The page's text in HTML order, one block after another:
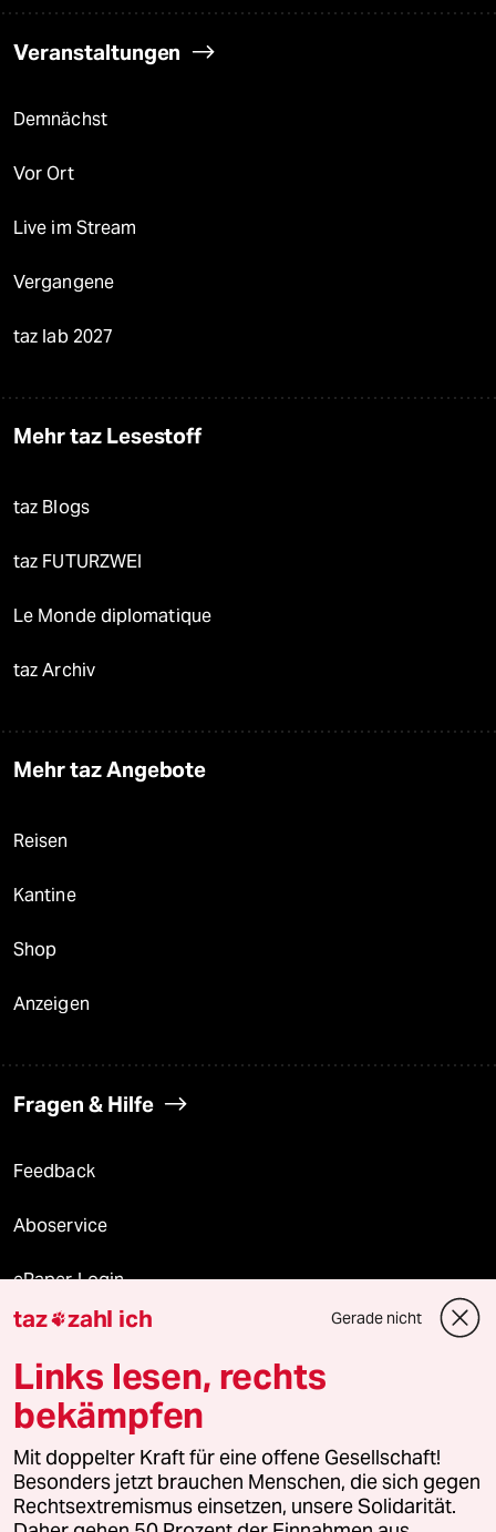
Veranstaltungen
Demnächst
Vor Ort
Live im Stream
Vergangene
taz lab 2027
Mehr taz Lesestoff
taz Blogs
taz FUTURZWEI
Le Monde diplomatique
taz Archiv
Mehr taz Angebote
Reisen
Kantine
Shop
Anzeigen
Fragen & Hilfe
Feedback
Aboservice
ePaper Login
Downloads für Abonnierende
© 2026 taz Verlags und Vertriebs GmbH
Alle Rechte vorbehalten. Bei rechtlichen Fragen oder für Genehmigungen
wenden Sie sich bitte an
lizenzen@taz.de
taz zahl ich Gerade nicht
Links lesen, rechts
bekämpfen
Mit doppelter Kraft für eine offene Gesellschaft!
Besonders jetzt brauchen Menschen, die sich gegen
Rechtsextremismus einsetzen, unsere Solidarität.